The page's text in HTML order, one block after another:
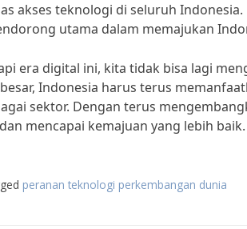
akses teknologi di seluruh
utama dalam memajukan
era digital ini, kita tidak bisa lagi
Indonesia harus terus
sektor. Dengan terus
mencapai kemajuan yang lebih baik.
peranan teknologi perkembangan dunia